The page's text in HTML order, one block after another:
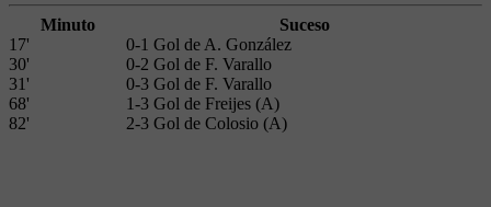
Minuto
Suceso
17'
0-1 Gol de A. González
30'
0-2 Gol de F. Varallo
31'
0-3 Gol de F. Varallo
68'
1-3 Gol de Freijes (A)
82'
2-3 Gol de Colosio (A)